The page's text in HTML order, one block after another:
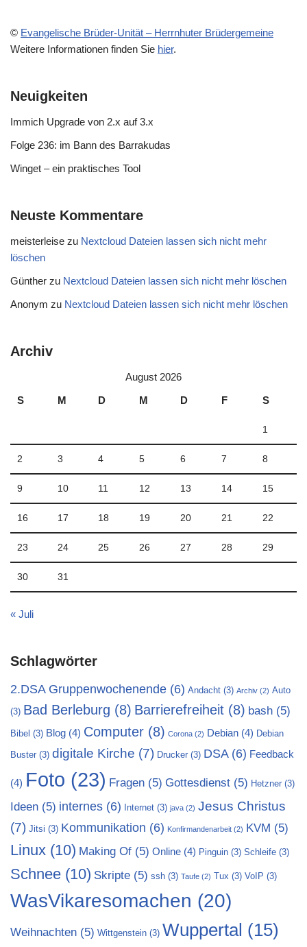
© Evangelische Brüder-Unität – Herrnhuter Brüdergemeine
Weitere Informationen finden Sie hier.
Neuigkeiten
Immich Upgrade von 2.x auf 3.x
Folge 236: im Bann des Barrakudas
Winget – ein praktisches Tool
Neuste Kommentare
meisterleise zu Nextcloud Dateien lassen sich nicht mehr
löschen
Günther zu Nextcloud Dateien lassen sich nicht mehr löschen
Anonym zu Nextcloud Dateien lassen sich nicht mehr löschen
Archiv
August 2026
S
M D M D F S
1
2 3 4 5 6 7 8
9 10 11 12 13 14 15
16 17 18 19 20 21 22
23 24 25 26 27 28 29
30 31
« Juli
Schlagwörter
2.DSA Gruppenwochenende (6) Andacht (3) Archiv (2) Auto
(3) Bad Berleburg (8) Barrierefreiheit (8) bash (5)
Bibel (3) Blog (4) Computer (8) Corona (2) Debian (4) Debian
Buster (3) digitale Kirche (7) Drucker (3) DSA(6) Feedback
(4) Foto (23) Fragen (5) Gottesdienst (5) Hetzner (3)
Ideen (5) internes (6) Internet (3) java (2) Jesus Christus
(7) Jitsi (3) Kommunikation (6) Konfirmandenarbeit (2) KVM (5)
Linux (10) Making Of (5) Online (4) Pinguin (3) Schleife (3)
Schnee (10) Skripte (5) ssh (3) Taufe (2) Tux (3) VoIP (3)
WasVikaresomachen (20)
Weihnachten (5) Wittgenstein (3) Wuppertal (15)